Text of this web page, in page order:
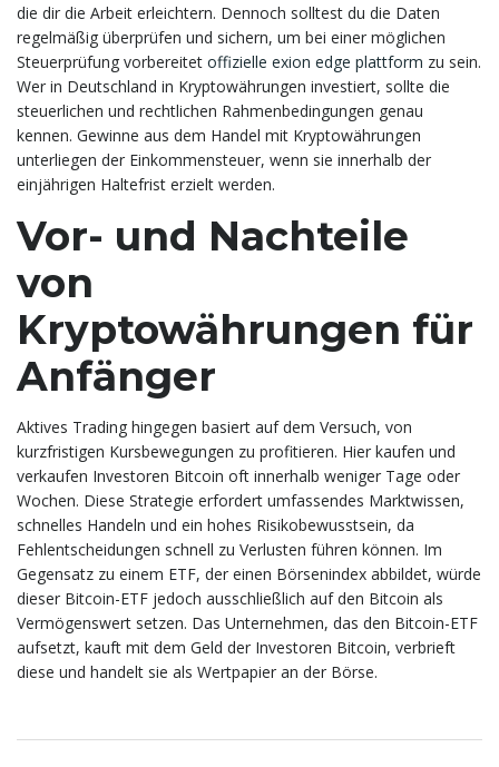
die dir die Arbeit erleichtern. Dennoch solltest du die Daten
regelmäßig überprüfen und sichern, um bei einer möglichen
Steuerprüfung vorbereitet offizielle exion edge plattform zu sein.
Wer in Deutschland in Kryptowährungen investiert, sollte die
steuerlichen und rechtlichen Rahmenbedingungen genau
kennen. Gewinne aus dem Handel mit Kryptowährungen
unterliegen der Einkommensteuer, wenn sie innerhalb der
einjährigen Haltefrist erzielt werden.
Vor- und Nachteile
von
Kryptowährungen für
Anfänger
Aktives Trading hingegen basiert auf dem Versuch, von
kurzfristigen Kursbewegungen zu profitieren. Hier kaufen und
verkaufen Investoren Bitcoin oft innerhalb weniger Tage oder
Wochen. Diese Strategie erfordert umfassendes Marktwissen,
schnelles Handeln und ein hohes Risikobewusstsein, da
Fehlentscheidungen schnell zu Verlusten führen können. Im
Gegensatz zu einem ETF, der einen Börsenindex abbildet, würde
dieser Bitcoin-ETF jedoch ausschließlich auf den Bitcoin als
Vermögenswert setzen. Das Unternehmen, das den Bitcoin-ETF
aufsetzt, kauft mit dem Geld der Investoren Bitcoin, verbrieft
diese und handelt sie als Wertpapier an der Börse.